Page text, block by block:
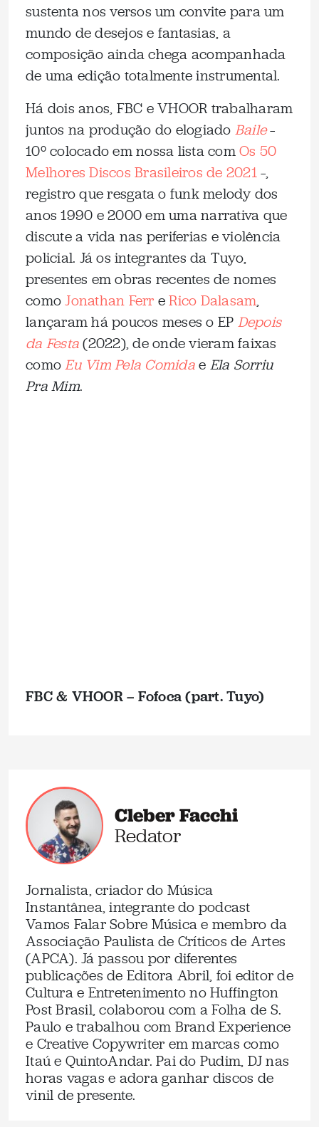
sustenta nos versos um convite para um
mundo de desejos e fantasias, a
composição ainda chega acompanhada
de uma edição totalmente instrumental.
Há dois anos, FBC e VHOOR trabalharam
juntos na produção do elogiado Baile–
10º colocado em nossa lista comOs 50
Melhores Discos Brasileiros de 2021–,
registro que resgata o funk melody dos
anos 1990 e 2000 em uma narrativa que
discute a vida nas periferias e violência
policial. Já os integrantes da Tuyo,
presentes em obras recentes de nomes
comoJonathan Ferr eRico Dalasam,
lançaram há poucos meses o EP Depois
da Festa(2022), de onde vieram faixas
comoEu Vim Pela Comidae Ela Sorriu
Pra Mim.
FBC & VHOOR – Fofoca (part. Tuyo)
Cleber Facchi
Redator
Jornalista, criador do Música
Instantânea, integrante do podcast
Vamos Falar Sobre Música e membro da
Associação Paulista de Críticos de Artes
(APCA). Já passou por diferentes
publicações de Editora Abril, foi editor de
Cultura e Entretenimento no Huffington
Post Brasil, colaborou com a Folha de S.
Paulo e trabalhou com Brand Experience
e Creative Copywriter em marcas como
Itaú e QuintoAndar. Pai do Pudim, DJ nas
horas vagas e adora ganhar discos de
vinil de presente.